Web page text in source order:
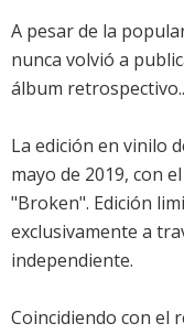
A pesar de la
nunca volvió a
álbum
La edición en vinilo
mayo de 2019, con
"Broken". Edición
exclusivamente a
independiente.
Coincidiendo con el